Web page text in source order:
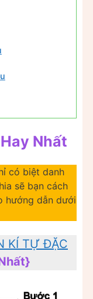
Nhất
có biệt danh
sẽ bạn cách
hướng dẫn dưới
KÍ TỰ ĐẶC